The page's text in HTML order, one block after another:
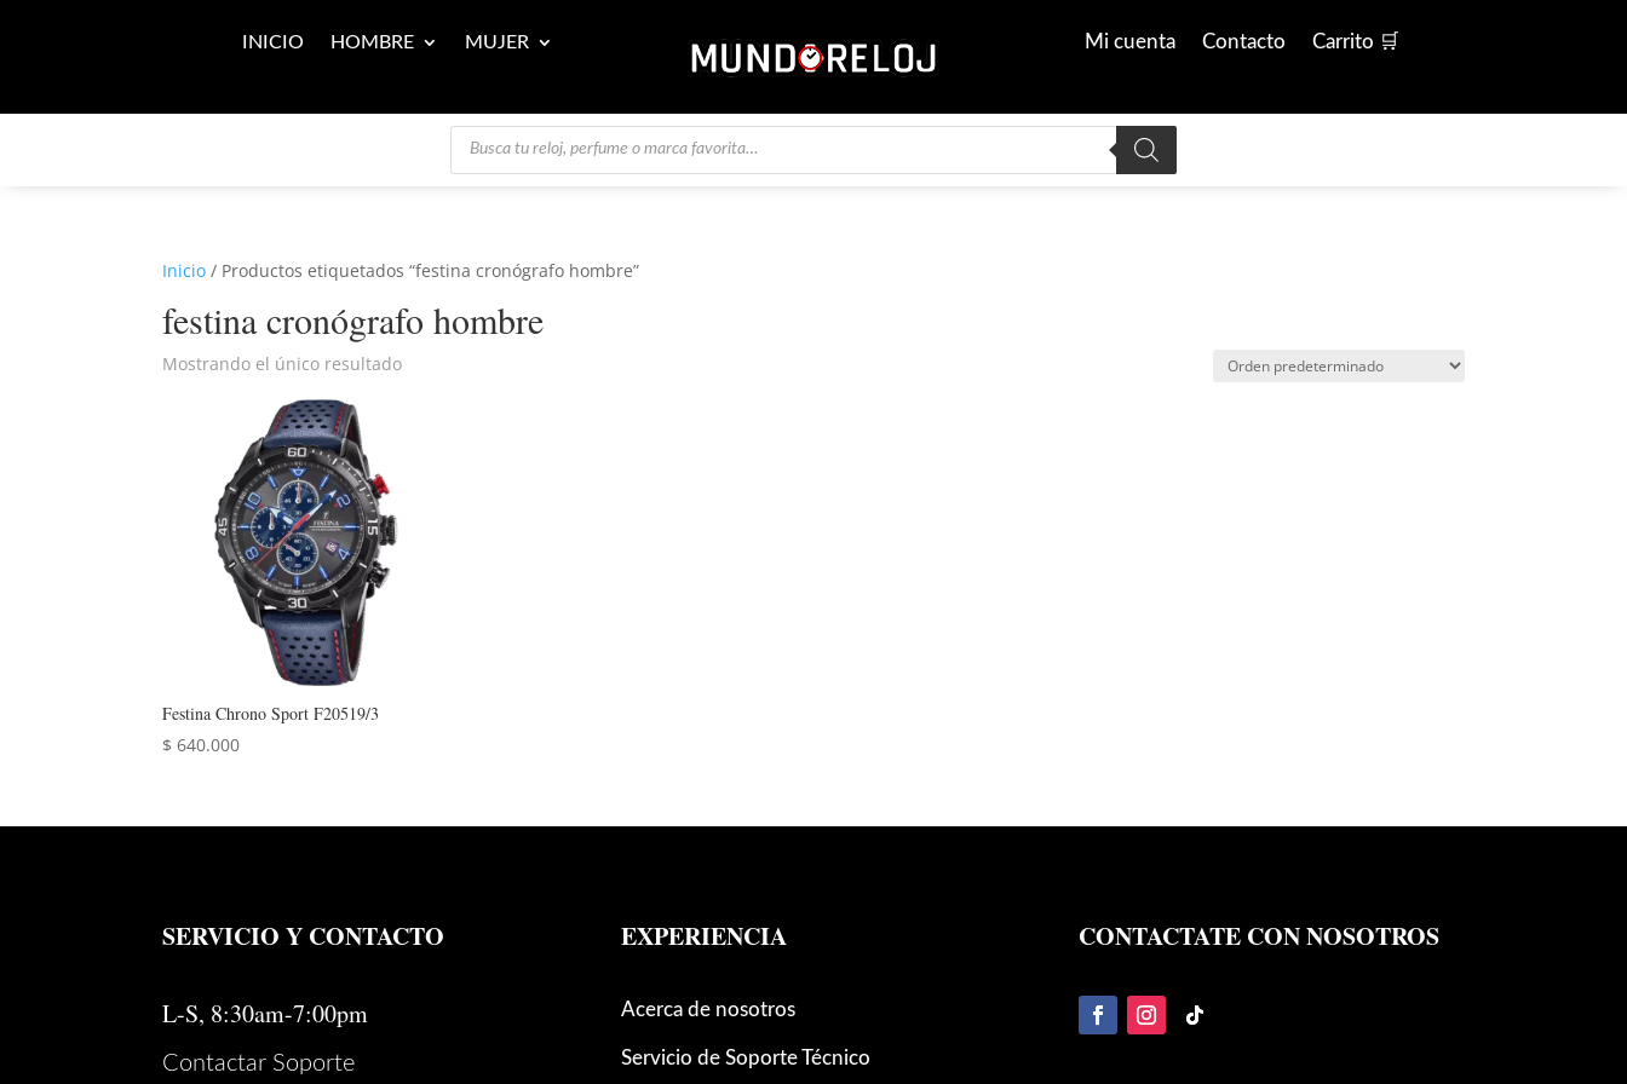
INICIO HOMBRE MUJER Mi cuenta Contacto Carrito 🛒
Búsqueda
productos
Inicio / Productos etiquetados “festina cronógrafo hombre”
festina cronógrafo hombre
Mostrando el único resultado
Festina Chrono Sport F20519/3
$ 640.000
SERVICIO Y CONTACTO
L-S, 8:30am-7:00pm
Contactar Soporte
EXPERIENCIA
Acerca de nosotros
Servicio de Soporte Técnico
CONTACTATE CON NOSOTROS